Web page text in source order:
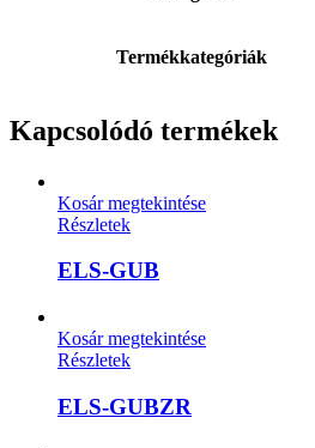
Termékkategóriák
Kapcsolódó termékek
Kosár megtekintése
Részletek
ELS-GUB
Kosár megtekintése
Részletek
ELS-GUBZR